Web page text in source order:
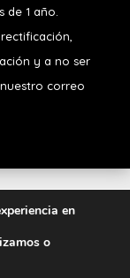
de 1 año.
y a no ser
correo
deGrupo
en
o